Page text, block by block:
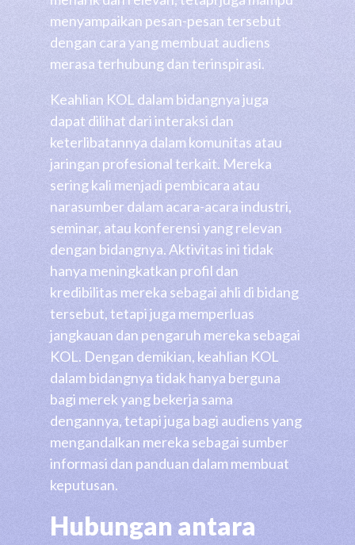
menyampaikan pesan-pesan tersebut
dengan cara yang membuat audiens
merasa terhubung dan terinspirasi.
Keahlian KOL dalam bidangnya juga
dapat dilihat dari interaksi dan
keterlibatannya dalam komunitas atau
jaringan profesional terkait. Mereka
sering kali menjadi pembicara atau
narasumber dalam acara-acara industri,
seminar, atau konferensi yang relevan
dengan bidangnya. Aktivitas ini tidak
hanya meningkatkan profil dan
kredibilitas mereka sebagai ahli di bidang
tersebut, tetapi juga memperluas
jangkauan dan pengaruh mereka sebagai
KOL. Dengan demikian, keahlian KOL
dalam bidangnya tidak hanya berguna
bagi merek yang bekerja sama
dengannya, tetapi juga bagi audiens yang
mengandalkan mereka sebagai sumber
informasi dan panduan dalam membuat
keputusan.
Hubungan antara